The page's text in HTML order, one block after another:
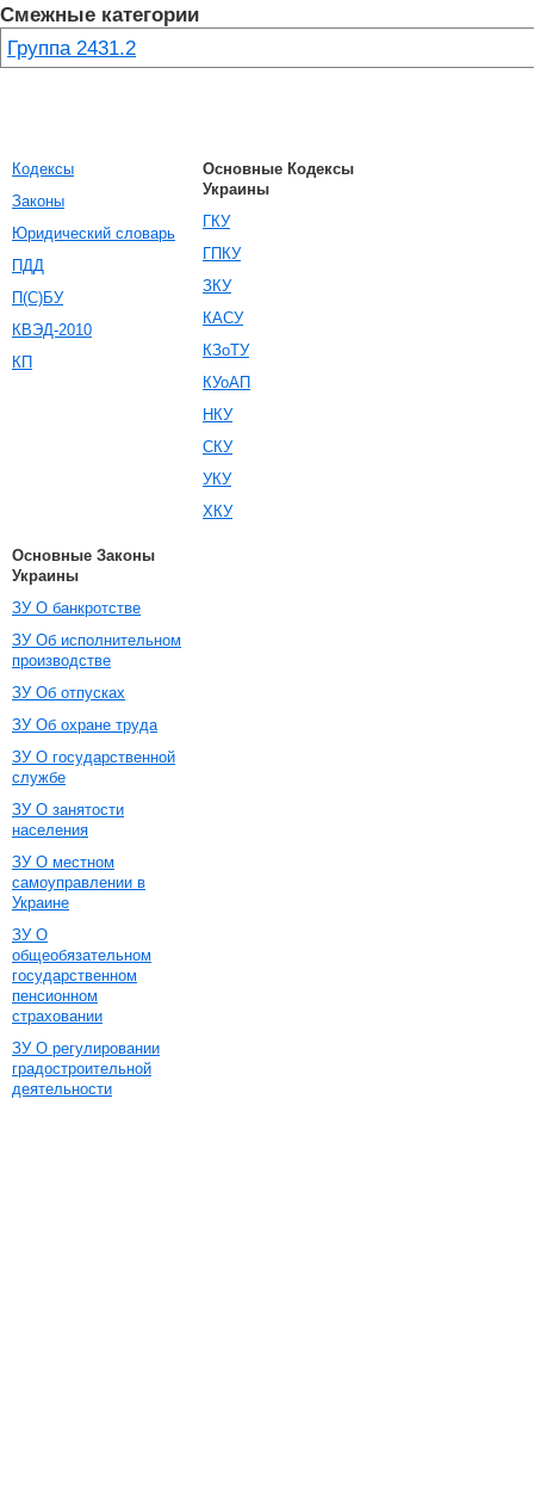
Смежные категории
Группа 2431.2
Кодексы
Законы
Юридический словарь
ПДД
П(С)БУ
КВЭД-2010
КП
Основные Кодексы
Украины
ГКУ
ГПКУ
ЗКУ
КАСУ
КЗоТУ
КУоАП
НКУ
СКУ
УКУ
ХКУ
Основные Законы
Украины
ЗУ О банкротстве
ЗУ Об исполнительном
производстве
ЗУ Об отпусках
ЗУ Об охране труда
ЗУ О государственной
службе
ЗУ О занятости
населения
ЗУ О местном
самоуправлении в
Украине
ЗУ О
общеобязательном
государственном
пенсионном
страховании
ЗУ О регулировании
градостроительной
деятельности